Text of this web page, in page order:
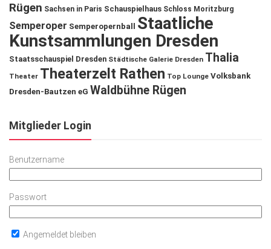
Rügen Sachsen in Paris Schauspielhaus Schloss Moritzburg
Semperoper Semperopernball
Staatliche
Kunstsammlungen Dresden
Staatsschauspiel Dresden Städtische Galerie Dresden Thalia
Theater Theaterzelt Rathen Top Lounge Volksbank
Dresden-Bautzen eG Waldbühne Rügen
Mitglieder Login
Benutzername
Passwort
Angemeldet bleiben